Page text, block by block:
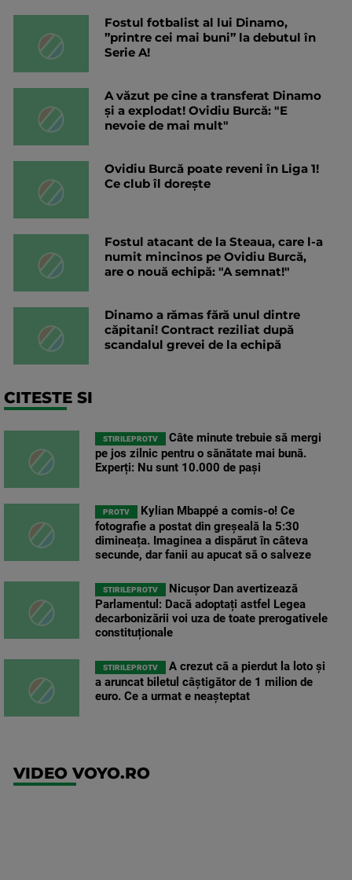
Fostul fotbalist al lui Dinamo,
”printre cei mai buni” la debutul în
Serie A!
A văzut pe cine a transferat Dinamo
și a explodat! Ovidiu Burcă: "E
nevoie de mai mult"
Ovidiu Burcă poate reveni în Liga 1!
Ce club îl dorește
Fostul atacant de la Steaua, care l-a
numit mincinos pe Ovidiu Burcă,
are o nouă echipă: "A semnat!"
Dinamo a rămas fără unul dintre
căpitani! Contract reziliat după
scandalul grevei de la echipă
CITESTE SI
STIRILEPROTV
Câte minute trebuie să mergi
pe jos zilnic pentru o sănătate mai bună.
Experți: Nu sunt 10.000 de pași
PROTV
Kylian Mbappé a comis-o! Ce
fotografie a postat din greșeală la 5:30
dimineața. Imaginea a dispărut în câteva
secunde, dar fanii au apucat să o salveze
STIRILEPROTV
Nicușor Dan avertizează
Parlamentul: Dacă adoptați astfel Legea
decarbonizării voi uza de toate prerogativele
constituționale
STIRILEPROTV
A crezut că a pierdut la loto și
a aruncat biletul câștigător de 1 milion de
euro. Ce a urmat e neașteptat
VIDEO VOYO.RO